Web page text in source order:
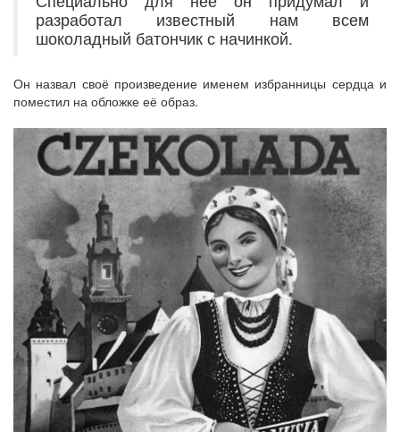
разработал известный нам всем
шоколадный батончик с начинкой.
Он назвал своё произведение именем избранницы сердца и
поместил на обложке её образ.